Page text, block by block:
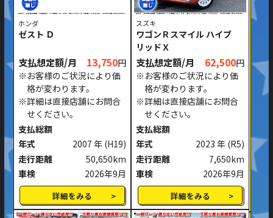
ホンダ
ゼスト Ｄ
支払想定額/月 13,750円
※お客様のご状況により価
格が変わります。
※詳細は直接店舗にお問合
せください。
支払総額
年式
2007 年 (H19)
走行距離
50,650km
車検
2026年9月
詳細をみる
スズキ
ワゴンＲスマイル ハイブ
リッドＸ
支払想定額/月 62,500円
※お客様のご状況により価
格が変わります。
※詳細は直接店舗にお問合
せください。
支払総額
年式
2023 年 (R5)
走行距離
7,650km
車検
2026年9月
詳細をみる